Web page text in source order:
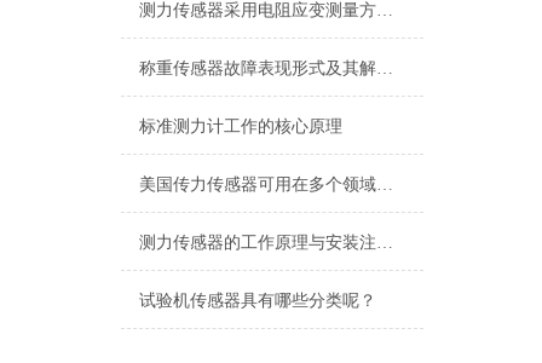
测力传感器采用电阻应变测量方法感应张力的变化
称重传感器故障表现形式及其解决方法
标准测力计工作的核心原理
美国传力传感器可用在多个领域之中
测力传感器的工作原理与安装注意事项讲解
试验机传感器具有哪些分类呢？